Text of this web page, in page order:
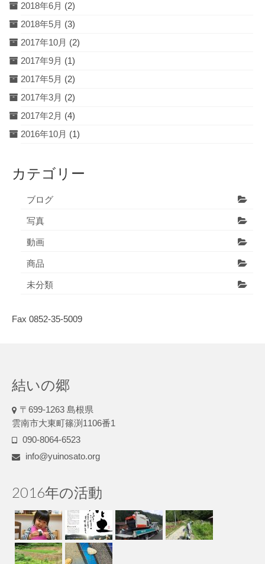
2018年6月 (2)
2018年5月 (3)
2017年10月 (2)
2017年9月 (1)
2017年5月 (2)
2017年3月 (2)
2017年2月 (4)
2016年10月 (1)
カテゴリー
ブログ
写真
動画
商品
未分類
Fax 0852-35-5009
結いの郷
〒699-1263 島根県
雲南市大東町篠渕1106番1
090-8064-6523
info@yuinosato.org
2016年の活動